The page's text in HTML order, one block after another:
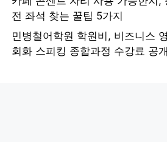
전 좌석 찾는 꿀팁 5가지
민병철어학원 학원비, 비즈니스
회화 스피킹 종합과정 수강료 공개